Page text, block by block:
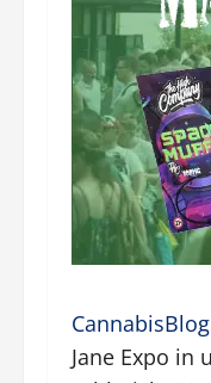
Jane Expo in